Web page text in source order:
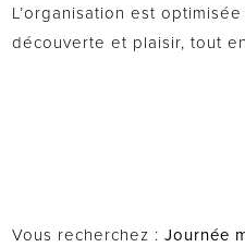
L’organisation est
découverte et plaisir, tout
Vous recherchez :Journée